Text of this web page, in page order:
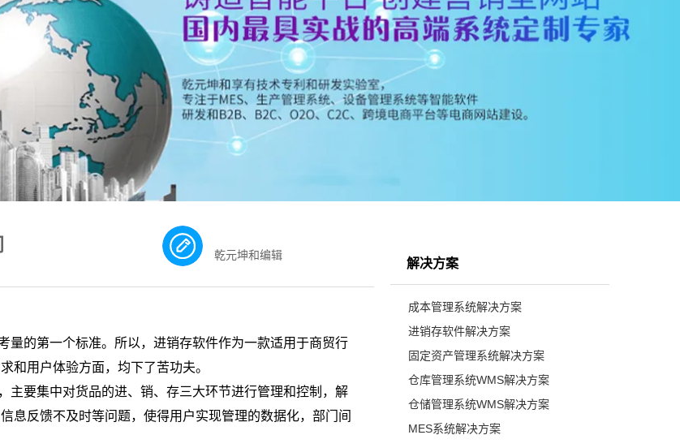
乾元坤和编辑
量的第一个标准。所以，进销存软件作为一款适用于商贸行
和用户体验方面，均下了苦功夫。
主要集中对货品的进、销、存三大环节进行管理和控制，解
息反馈不及时等问题，使得用户实现管理的数据化，部门间
解决方案
成本管理系统解决方案
进销存软件解决方案
固定资产管理系统解决方案
仓库管理系统WMS解决方案
仓储管理系统WMS解决方案
MES系统解决方案